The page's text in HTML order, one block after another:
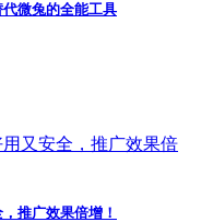
微兔的全能工具
推广效果倍增！